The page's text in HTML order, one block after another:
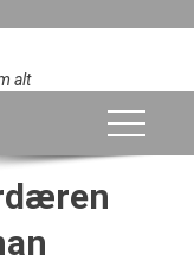
alt